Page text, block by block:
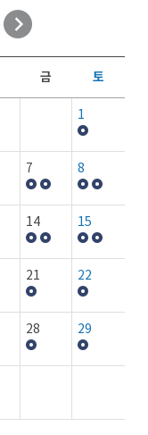
금 토
1
7 8
14 15
21 22
28 29